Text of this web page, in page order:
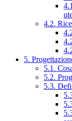
4.2.
5.
5.1.
5.2.
5.3.